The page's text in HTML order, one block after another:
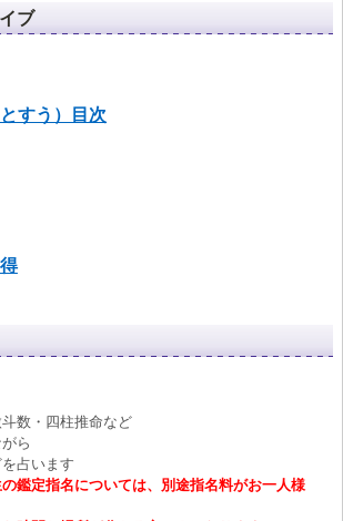
ブ
すう）目次
数・四柱推命など
ら
占います
鑑定指名については、別途指名料がお一人様